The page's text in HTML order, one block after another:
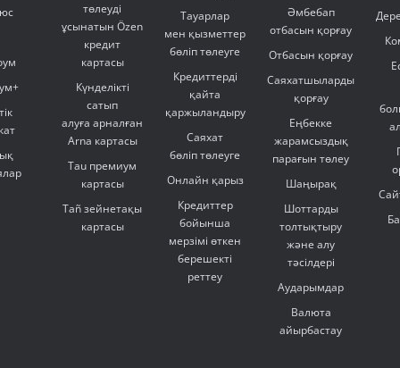
төлеуді
ұсынатын Özen
кредит
картасы
Күнделікті
сатып
алуға арналған
Arna картасы
Tau премиум
картасы
Tañ зейнетақы
картасы
Тауарлар
мен қызметтер
бөліп төлеуге
Кредиттерді
қайта
қаржыландыру
Саяхат
бөліп төлеуге
Онлайн қарыз
Кредиттер
бойынша
мерзімі өткен
берешекті
реттеу
Әмбебап
отбасын қорғау
Отбасын қорғау
Саяхатшыларды
қорғау
Еңбекке
жарамсыздық
парағын төлеу
Шаңырақ
Шоттарды
толтықтыру
және алу
тәсілдері
Аударымдар
Валюта
айырбастау